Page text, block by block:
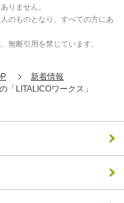
りません。
のものとなり、すべての方にあ
無断引用を禁じています。
新着情報
「LITALICOワークス」